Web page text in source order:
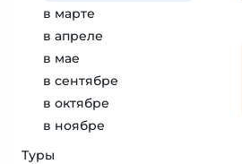
в марте
в апреле
в мае
в сентябре
в октябре
в ноябре
Туры